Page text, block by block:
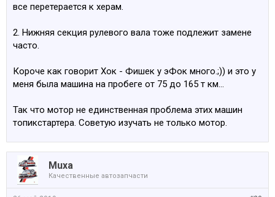
все перетерается к херам.
2. Нижняя секция рулевого вала тоже подлежит замене
часто.
Короче как говорит Хок - Фишек у эФок много.;)) и это у
меня была машина на пробеге от 75 до 165 т км...
Так что мотор не единственная проблема этих машин
топикстартера. Советую изучать не только мотор.
Muxa
Качественные автозапчасти